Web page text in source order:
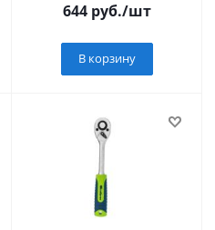
644 руб./шт
В корзину